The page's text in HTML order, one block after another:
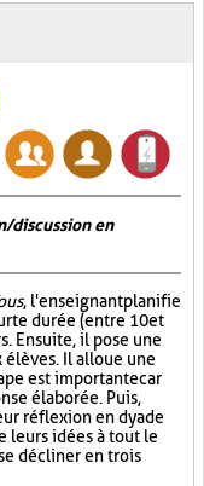
discussion en
, l'enseignant planifie
durée (entre 10 et
Ensuite, il pose une
Il alloue une
est importante car
élaborée. Puis,
réflexion en dyade
leurs idées à tout le
décliner en trois